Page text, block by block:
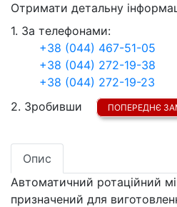
Отримати детальну
1. За телефонами:
+38 (044) 467-51-05
+38 (044) 272-19-38
+38 (044) 272-19-23
2. Зробивши
ПОПЕРЕДНЄ
Опис
Автоматичний ротаційний
призначений для